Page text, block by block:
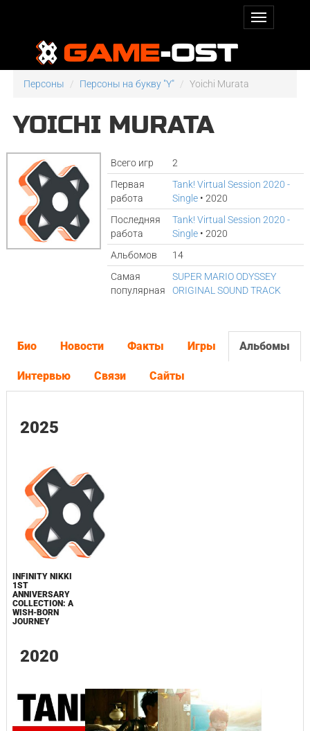
Персоны Персоны на букву "Y" Yoichi Murata
YOICHI MURATA
Всего игр
2
Первая
работа
Tank! Virtual Session 2020 -
Single • 2020
Последняя
работа
Tank! Virtual Session 2020 -
Single • 2020
Альбомов
14
Самая
популярная
SUPER MARIO ODYSSEY
ORIGINAL SOUND TRACK
Био Новости Факты Игры Альбомы
Интервью Связи Сайты
2025
INFINITY NIKKI
1ST
ANNIVERSARY
COLLECTION: A
WISH-BORN
JOURNEY
2020